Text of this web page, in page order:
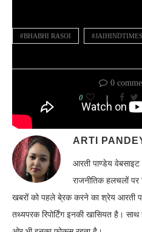
#BHABHI RASOI #JAIHINDTIMES
0
0
ARTI
आरती पाण्डेय
राजनीतिक हलचलों
खबरों को पहले बे्रक करने का श्रेय आरती
तथ्यपरक रिपोर्टिंग इनकी खासियत है।